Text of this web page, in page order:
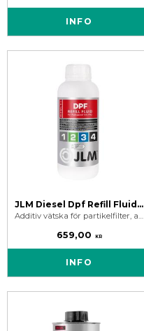
INFO
JLM Diesel Dpf Refill Fluid - Eolysvätska
Additiv vätska för partikelfilter, används som ett alternativ till Eolys 176, Eolys 42 och alla andra idag kända specifikationer på additiv vätskor.
659,00 KR
INFO